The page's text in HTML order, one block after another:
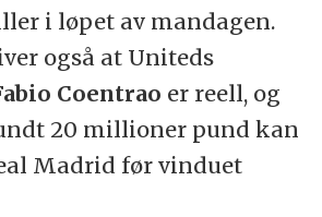
i løpet av mandagen.
også at Uniteds
Coentrao er reell, og
20 millioner pund kan
Madrid før vinduet